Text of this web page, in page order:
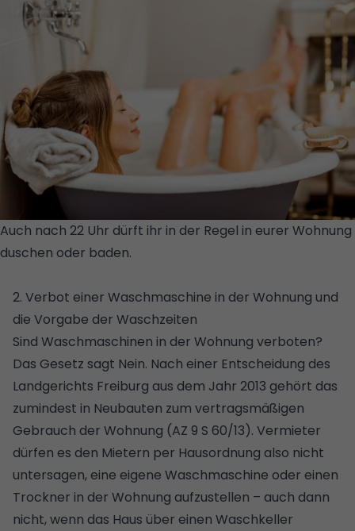
Auch nach 22 Uhr dürft ihr in der Regel in eurer Wohnung
duschen oder baden.
2. Verbot einer Waschmaschine in der Wohnung und
die Vorgabe der Waschzeiten
Sind Waschmaschinen in der Wohnung verboten?
Das Gesetz sagt Nein. Nach einer Entscheidung des
Landgerichts Freiburg aus dem Jahr 2013 gehört das
zumindest in Neubauten zum vertragsmäßigen
Gebrauch der Wohnung (AZ 9 S 60/13). Vermieter
dürfen es den Mietern per Hausordnung also nicht
untersagen, eine eigene Waschmaschine oder einen
Trockner in der Wohnung aufzustellen – auch dann
nicht, wenn das Haus über einen Waschkeller